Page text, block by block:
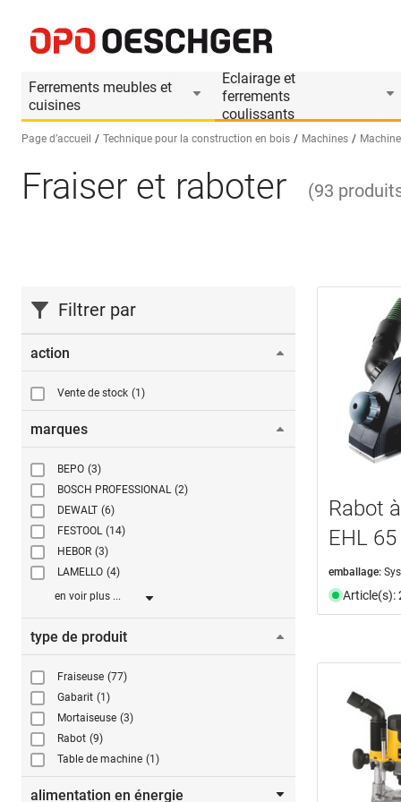
Ferrements meubles et
cuisines
Eclairage et
ferrements
coulissants
Sélectionnez une langue (FR)
Page d’accueil Technique pour la construction en bois Machines
Fraiser et raboter (93
Filtrer par
action
Vente de stock (1)
marques
BEPO (3)
BOSCH PROFESSIONAL (2)
DEWALT (6)
FESTOOL (14)
HEBOR (3)
LAMELLO (4)
en voir plus ...
type de produit
Fraiseuse (77)
Gabarit (1)
Mortaiseuse (3)
Rabot (9)
Table de machine (1)
alimentation en énergie
Rabot
EHL
emballage:
Article(s):